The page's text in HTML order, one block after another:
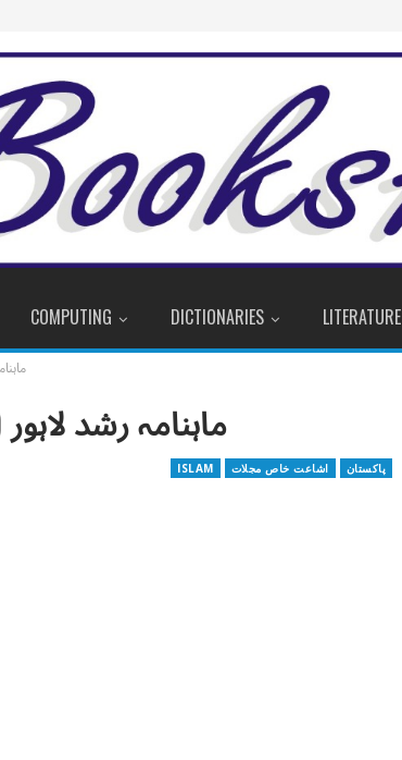
COMPUTING DICTIONARIES LITERATURE
ماہنامہ رشد
ISLAM اشاعت خاص مجلات پاکستان